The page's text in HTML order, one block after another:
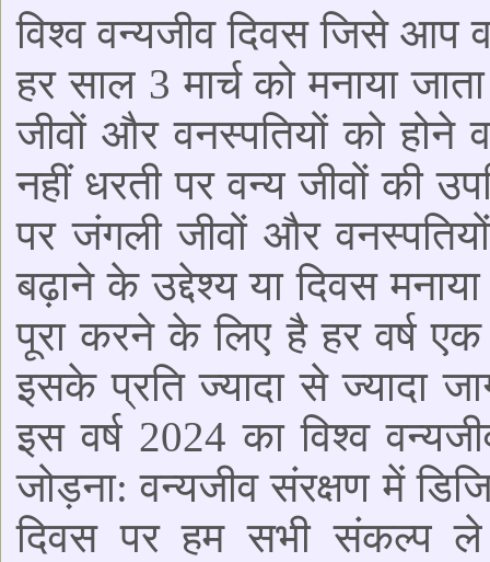
विश्व वन्यजीव दिवस जिसे आप
हर साल 3 मार्च को मनाया
जीवों और वनस्पतियों को होने
नहीं धरती पर वन्य जीवों की
पर जंगली जीवों और
बढ़ाने के उद्देश्य या दिवस
पूरा करने के लिए है हर वर्ष एक
इसके प्रति ज्यादा से ज्यादा
इस वर्ष 2024 का विश्व
जोड़ना: वन्यजीव संरक्षण में
दिवस पर हम सभी संकल्प ले